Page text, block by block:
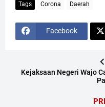
Tags Corona Daerah
Facebook
Kejaksaan Negeri Wajo